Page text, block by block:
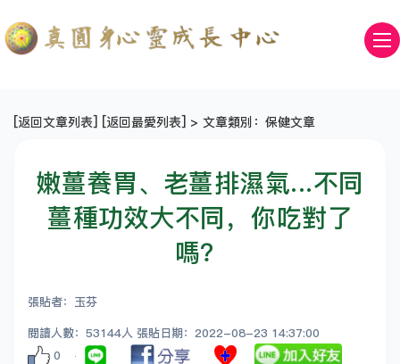
[返回文章列表] [返回最愛列表] > 文章類別：保健文章
嫩薑養胃、老薑排濕氣...不同
薑種功效大不同，你吃對了
嗎？
張貼者：玉芬
閱讀人數：53144人 張貼日期：2022-08-23 14:37:00
0